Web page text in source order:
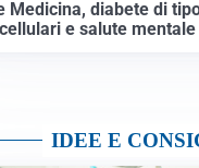
Medicina, diabete di
e salute mentale
IDEE E